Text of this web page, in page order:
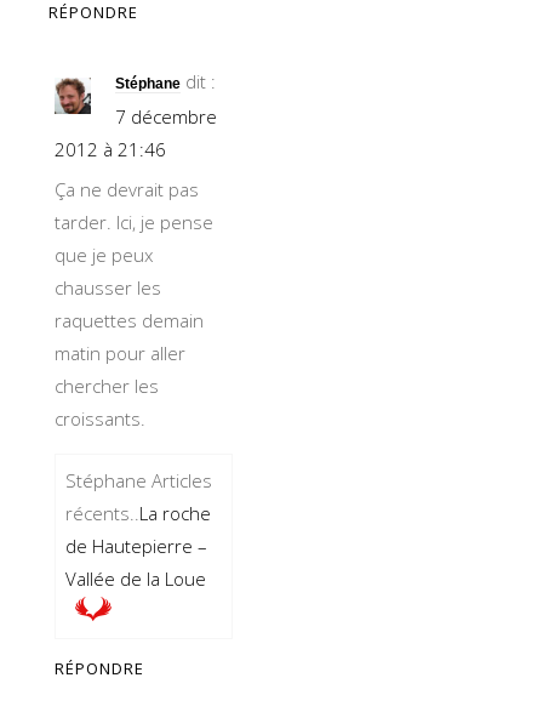
RÉPONDRE
Stéphane dit :
7 décembre
2012 à 21:46
Ça ne devrait pas
tarder. Ici, je pense
que je peux
chausser les
raquettes demain
matin pour aller
chercher les
croissants.
Stéphane Articles
récents..La roche
de Hautepierre –
Vallée de la Loue
RÉPONDRE